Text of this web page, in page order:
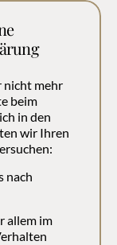
nicht mehr
beim
in den
wir Ihren
nach
allem im